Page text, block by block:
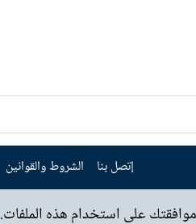
إتصل بنا الشروط والقوانين
على استخدام هذه الملفات.